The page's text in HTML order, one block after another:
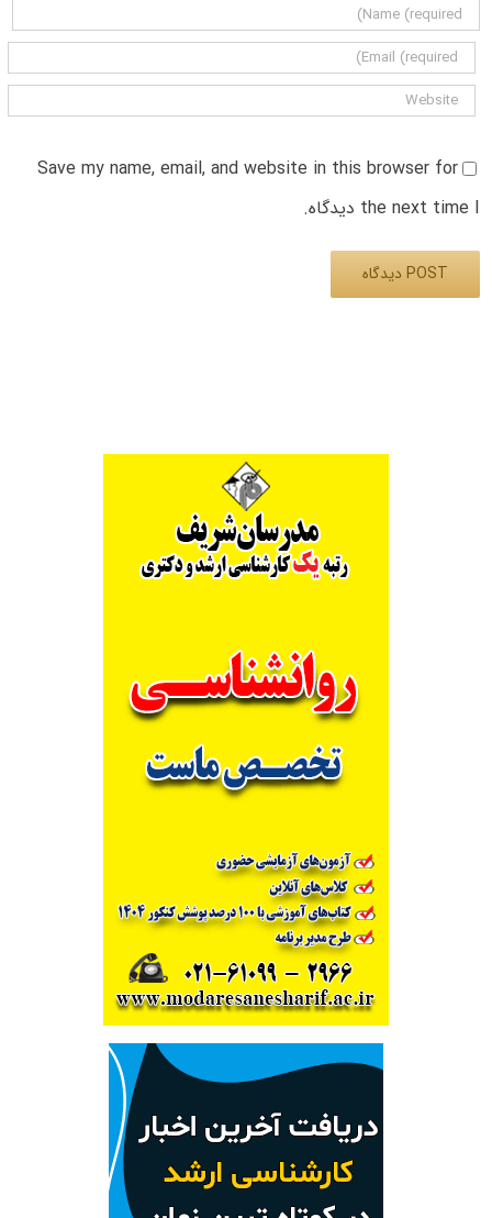
Save my name, email, and website in this browser for
the next time I دیدگاه.